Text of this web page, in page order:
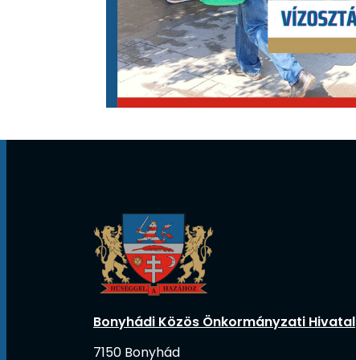
Bonyhádi Közös Önkormányzati Hivatal
7150 Bonyhád